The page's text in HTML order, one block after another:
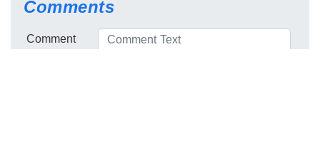
Comments
Comment